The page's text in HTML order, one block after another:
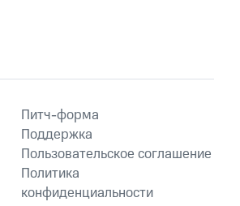
Питч-форма
Поддержка
Пользовательское соглашение
Политика
конфиденциальности